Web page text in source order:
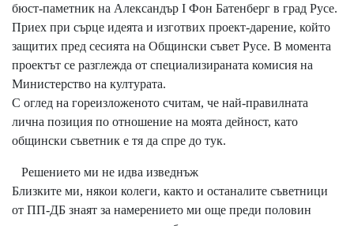
бюст-паметник на Александър I Фон Батенберг в град Русе.
Приех при сърце идеята и изготвих проект-дарение, който
защитих пред сесията на Общински съвет Русе. В момента
проектът се разглежда от специализираната комисия на
Министерство на културата.
С оглед на гореизложеното считам, че най-правилната
лична позиция по отношение на моята дейност, като
общински съветник е тя да спре до тук.
Решението ми не идва изведнъж
Близките ми, някои колеги, както и останалите съветници
от ПП-ДБ знаят за намерението ми още преди половин